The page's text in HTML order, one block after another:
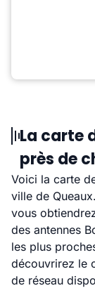
La carte
près de
Voici la carte
ville de
vous
des antennes
les plus
découvrirez le
de réseau